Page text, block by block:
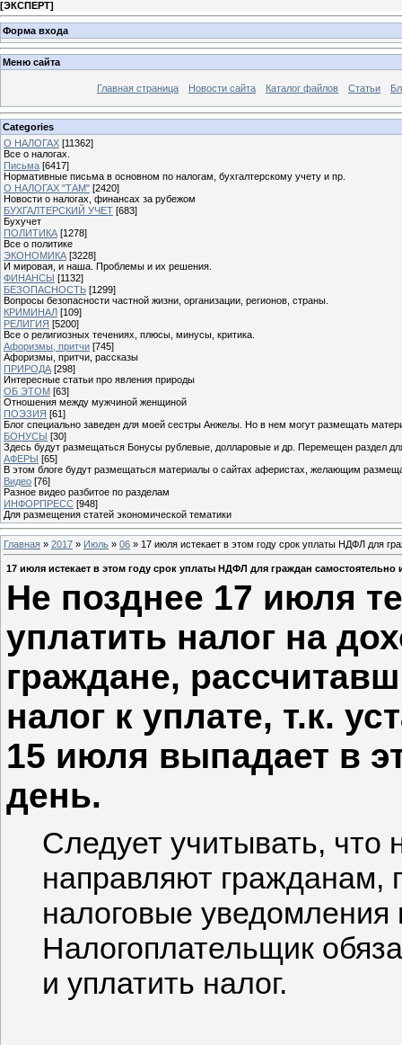
[ЭКСПЕРТ]
Форма входа
Меню сайта
Главная страница Новости сайта Каталог файлов Статьи
Categories
О НАЛОГАХ [11362]
Все о налогах.
Письма [6417]
Нормативные письма в основном по налогам, бухгалтерскому учету и пр.
О НАЛОГАХ "ТАМ" [2420]
Новости о налогах, финансах за рубежом
БУХГАЛТЕРСКИЙ УЧЕТ [683]
Бухучет
ПОЛИТИКА [1278]
Все о политике
ЭКОНОМИКА [3228]
И мировая, и наша. Проблемы и их решения.
ФИНАНСЫ [1132]
БЕЗОПАСНОСТЬ [1299]
Вопросы безопасности частной жизни, организации, регионов, страны.
КРИМИНАЛ [109]
РЕЛИГИЯ [5200]
Все о религиозных течениях, плюсы, минусы, критика.
Афоризмы, притчи [745]
Афоризмы, притчи, рассказы
ПРИРОДА [298]
Интересные статьи про явления природы
ОБ ЭТОМ [63]
Отношения между мужчиной женщиной
ПОЭЗИЯ [61]
Блог специально заведен для моей сестры Анжелы. Но в нем могут размещать
БОНУСЫ [30]
Здесь будут размещаться Бонусы рублевые, долларовые и др. Перемещен раздел
АФЕРЫ [65]
В этом блоге будут размещаться материалы о сайтах аферистах, желающим
Видео [76]
Разное видео разбитое по разделам
ИНФОРПРЕСС [948]
Для размещения статей экономической тематики
Главная » 2017 » Июль » 06 » 17 июля истекает в этом году срок уплаты НДФЛ для
17 июля истекает в этом году срок уплаты НДФЛ для граждан
Не позднее 17 июля
уплатить налог на
граждане,
налог к уплате, т.к.
15 июля выпадает в
день.
Следует учитывать, что
направляют гражданам,
налоговые
Налогоплательщик
и уплатить налог.